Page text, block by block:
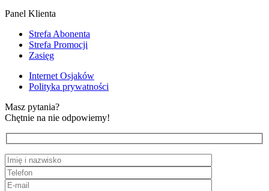
Panel Klienta
Strefa Abonenta
Strefa Promocji
Zasięg
Internet Osjaków
Polityka prywatności
Masz pytania?
Chętnie na nie odpowiemy!